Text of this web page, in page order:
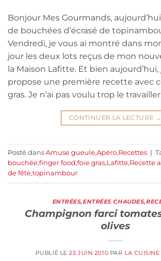
Bonjour Mes Gourmands,
de bouchées d’écrasé de
Vendredi, je vous ai montré dans
jour les deux lots reçus de mon
la Maison Lafitte. Et bien aujourd’hui,
propose une première recette avec
gras. Je n’ai pas voulu trop le
CONTINUER LA LECTURE →
Posté dans Amuse gueule,Apéro,Recettes |
bouchée,finger food,foie gras,Lafitte,Recette
de fête,topinambour
ENTRÉES,ENTRÉES CHAUDES,
Champignon farci
olives
PUBLIÉ LE23 JUIN 2010 PAR LA